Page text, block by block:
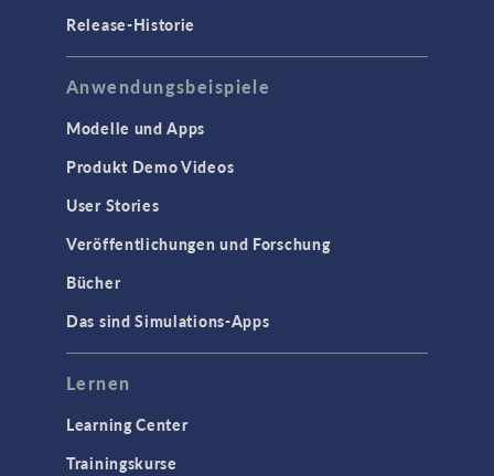
Hochfrequenz- und
Niederfrequenz-Elektromagnetik
Plasmaphysik
SCHNITTSTELLEN
CAD
STRÖMUNG & WÄRME
(CFD)
Mikrofluidik
Release-Historie
Anwendungsbeispiele
Modelle und Apps
Produkt Demo Videos
User Stories
Veröffentlichungen und Forschung
Bücher
Das sind Simulations-Apps
Lernen
Learning Center
Trainingskurse